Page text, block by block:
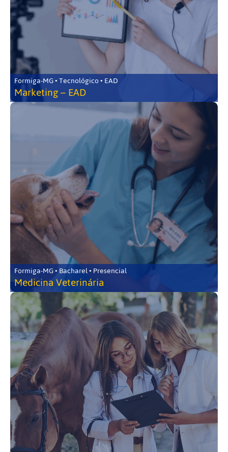
Formiga-MG • Tecnológico • EAD
Marketing – EAD
Formiga-MG • Bacharel • Presencial
Medicina Veterinária